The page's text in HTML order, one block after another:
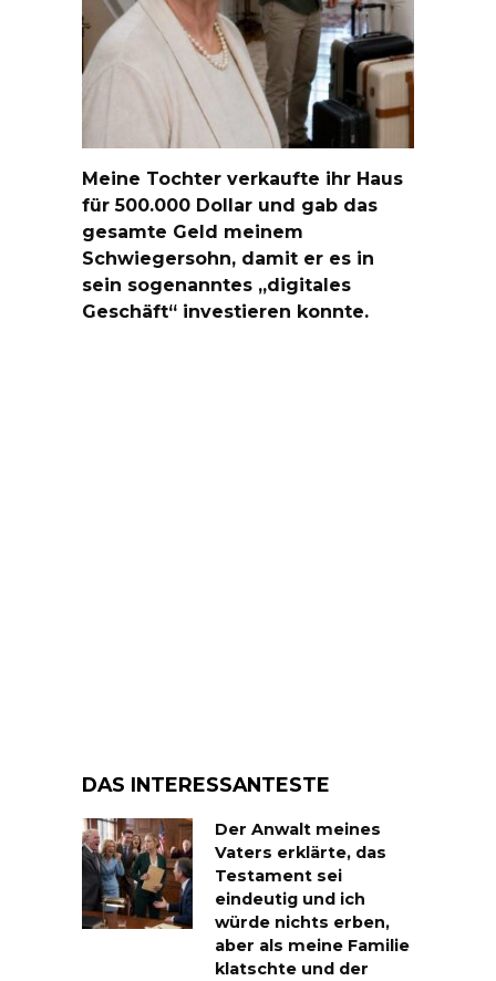
Meine Tochter verkaufte ihr Haus
für 500.000 Dollar und gab das
gesamte Geld meinem
Schwiegersohn, damit er es in
sein sogenanntes „digitales
Geschäft“ investieren konnte.
DAS INTERESSANTESTE
Der Anwalt meines
Vaters erklärte, das
Testament sei
eindeutig und ich
würde nichts erben,
aber als meine Familie
klatschte und der